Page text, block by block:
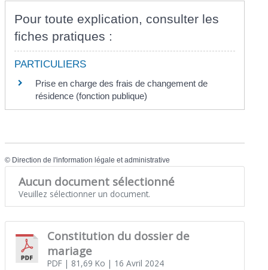
Pour toute explication, consulter les
fiches pratiques :
PARTICULIERS
Prise en charge des frais de changement de
résidence (fonction publique)
© Direction de l'information légale et administrative
Aucun document sélectionné
Veuillez sélectionner un document.
Constitution du dossier de
mariage
PDF| 81,69 Ko | 16 Avril 2024